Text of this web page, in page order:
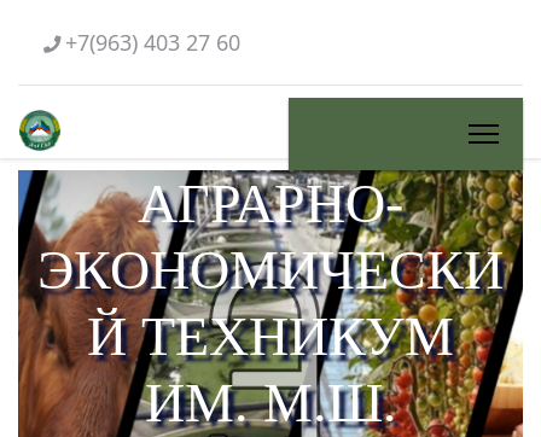
+7(963) 403 27 60
АГРАРНО-
ЭКОНОМИЧЕСКИ
Й ТЕХНИКУМ
ИМ. М.Ш.